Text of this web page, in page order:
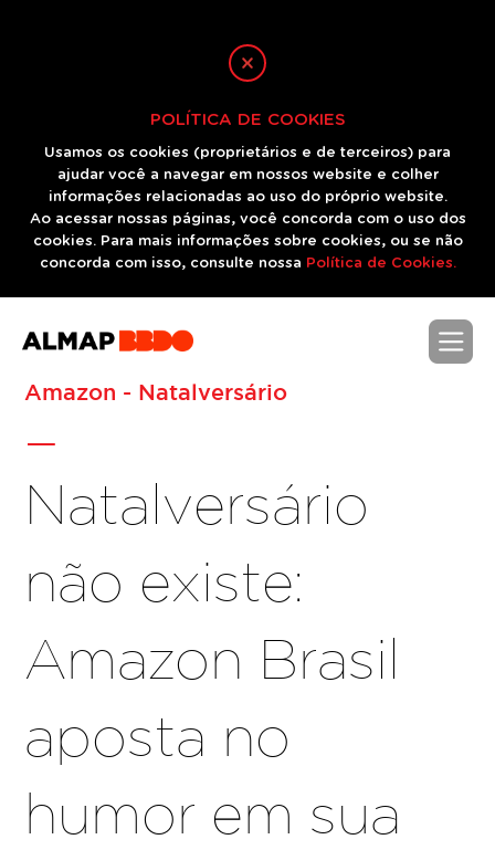
POLÍTICA DE COOKIES
Usamos os cookies (proprietários e de terceiros) para
ajudar você a navegar em nossos website e colher
informações relacionadas ao uso do próprio website.
Ao acessar nossas páginas, você concorda com o uso dos
cookies. Para mais informações sobre cookies, ou se não
concorda com isso, consulte nossa Política de Cookies.
Amazon - Natalversário
-
Natalversário
não existe:
Amazon Brasil
aposta no
humor em sua